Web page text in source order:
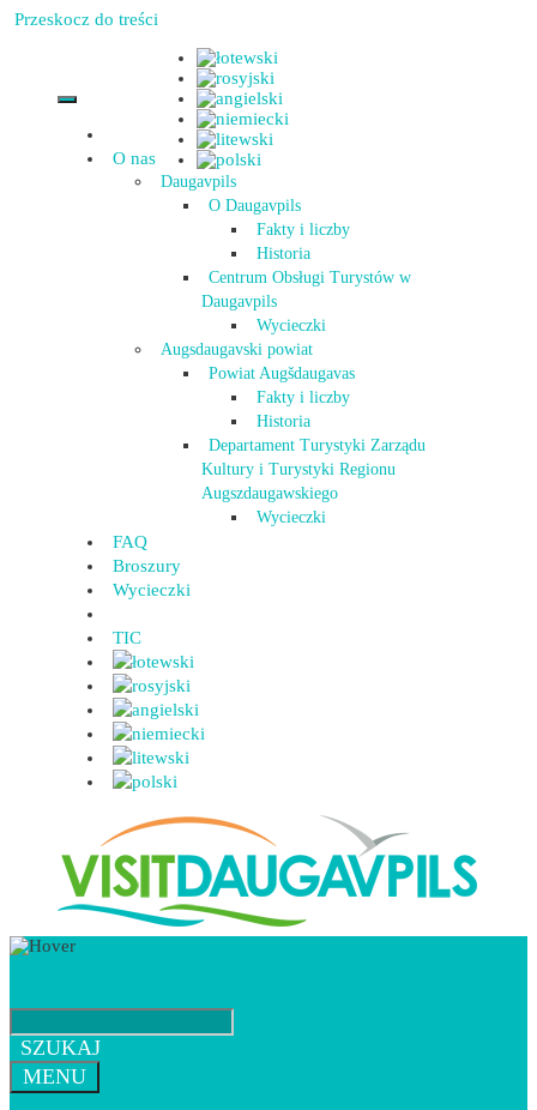
Przeskocz do treści
O nas
Daugavpils
O Daugavpils
Fakty i liczby
Historia
Centrum Obsługi Turystów w
Daugavpils
Wycieczki
Augsdaugavski powiat
Powiat Augšdaugavas
Fakty i liczby
Historia
Departament Turystyki Zarządu
Kultury i Turystyki Regionu
Augszdaugawskiego
Wycieczki
FAQ
Broszury
Wycieczki
TIC
SZUKAJ
MENU